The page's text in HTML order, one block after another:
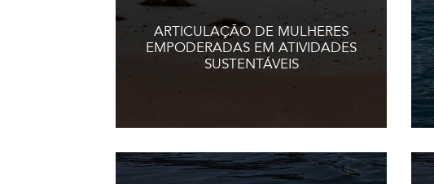
ARTICULAÇÃO DE MULHERES
EMPODERADAS EM ATIVIDADES
SUSTENTÁVEIS